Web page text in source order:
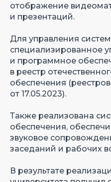
отображение
и презентаций.
Для управления
специализированное
и программное
в реестр
обеспечения
от 17.05.2023).
Также реализована
обеспечения,
звуковое
заседаний и рабочих
В результате